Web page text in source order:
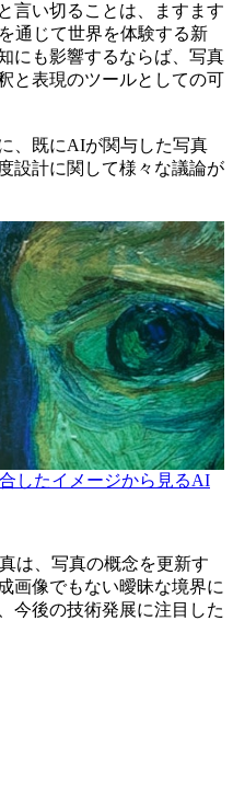
言い切ることは、ますます
通じて世界を体験する新
にも影響するならば、写真
と表現のツールとしての可
、既にAIが関与した写真
設計に関して様々な議論が
したイメージから見るAI
真は、写真の概念を更新す
画像でもない曖昧な境界に
今後の技術発展に注目した